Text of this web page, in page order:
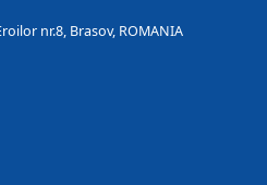
nr.8, Brasov, ROMANIA